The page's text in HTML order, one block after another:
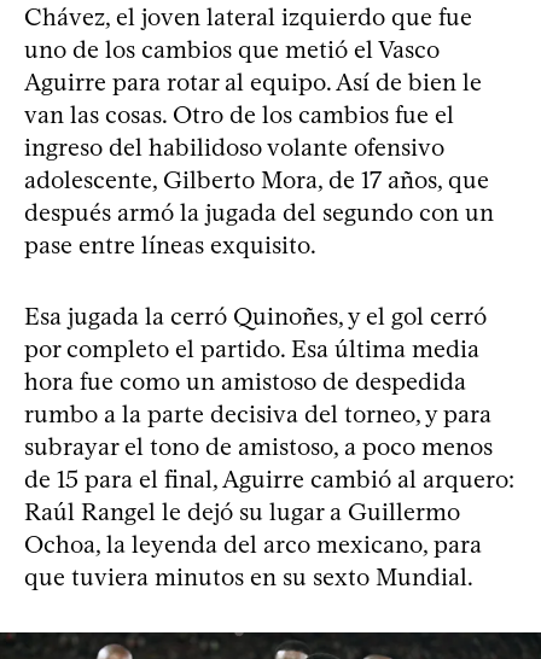
Chávez, el joven lateral izquierdo que fue
uno de los cambios que metió el Vasco
Aguirre para rotar al equipo. Así de bien le
van las cosas. Otro de los cambios fue el
ingreso del habilidoso volante ofensivo
adolescente, Gilberto Mora, de 17 años, que
después armó la jugada del segundo con un
pase entre líneas exquisito.
Esa jugada la cerró Quinoñes, y el gol cerró
por completo el partido. Esa última media
hora fue como un amistoso de despedida
rumbo a la parte decisiva del torneo, y para
subrayar el tono de amistoso, a poco menos
de 15 para el final, Aguirre cambió al arquero:
Raúl Rangel le dejó su lugar a Guillermo
Ochoa, la leyenda del arco mexicano, para
que tuviera minutos en su sexto Mundial.